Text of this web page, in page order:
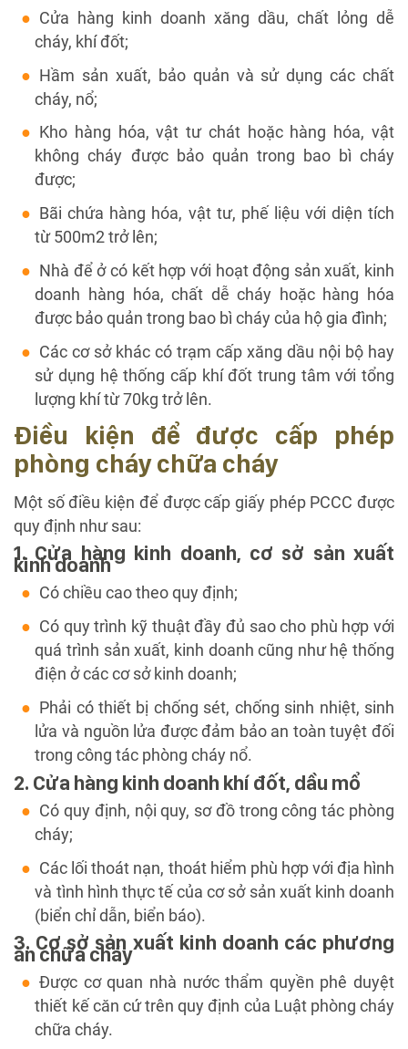
Cửa hàng kinh doanh xăng dầu, chất lỏng dễ
cháy, khí đốt;
Hầm sản xuất, bảo quản và sử dụng các chất
cháy, nổ;
Kho hàng hóa, vật tư chát hoặc hàng hóa, vật
không cháy được bảo quản trong bao bì cháy
được;
Bãi chứa hàng hóa, vật tư, phế liệu với diện tích
từ 500m2 trở lên;
Nhà để ở có kết hợp với hoạt động sản xuất, kinh
doanh hàng hóa, chất dễ cháy hoặc hàng hóa
được bảo quản trong bao bì cháy của hộ gia đình;
Các cơ sở khác có trạm cấp xăng dầu nội bộ hay
sử dụng hệ thống cấp khí đốt trung tâm với tổng
lượng khí từ 70kg trở lên.
Điều kiện để được cấp phép
phòng cháy chữa cháy
Một số điều kiện để được cấp giấy phép PCCC được
quy định như sau:
1. Cửa hàng kinh doanh, cơ sở sản xuất
kinh doanh
Có chiều cao theo quy định;
Có quy trình kỹ thuật đầy đủ sao cho phù hợp với
quá trình sản xuất, kinh doanh cũng như hệ thống
điện ở các cơ sở kinh doanh;
Phải có thiết bị chống sét, chống sinh nhiệt, sinh
lửa và nguồn lửa được đảm bảo an toàn tuyệt đối
trong công tác phòng cháy nổ.
2. Cửa hàng kinh doanh khí đốt, dầu mổ
Có quy định, nội quy, sơ đồ trong công tác phòng
cháy;
Các lối thoát nạn, thoát hiểm phù hợp với địa hình
và tình hình thực tế của cơ sở sản xuất kinh doanh
(biển chỉ dẫn, biển báo).
3. Cơ sở sản xuất kinh doanh các phương
án chữa cháy
Được cơ quan nhà nước thẩm quyền phê duyệt
thiết kế căn cứ trên quy định của Luật phòng cháy
chữa cháy.